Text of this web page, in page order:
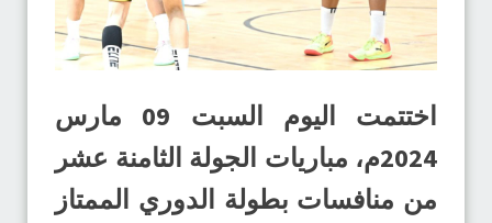
اختتمت اليوم السبت 09 مارس
2024م، مباريات الجولة الثامنة عشر
من منافسات بطولة الدوري الممتاز